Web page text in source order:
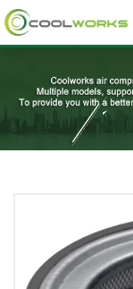
+8613525046291